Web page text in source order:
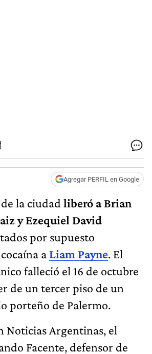
Agregar PERFIL en Google
la ciudad liberó a Brian
y Ezequiel David
por supuesto
a Liam Payne. El
falleció el 16 de octubre
de un tercer piso de un
porteño de Palermo.
Noticias Argentinas, el
Facente, defensor de